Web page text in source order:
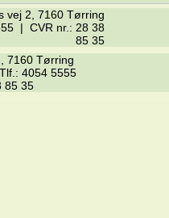
vej 2, 7160 Tørring
| CVR nr.: 28 38
85 35
7160 Tørring
4054 5555
85 35